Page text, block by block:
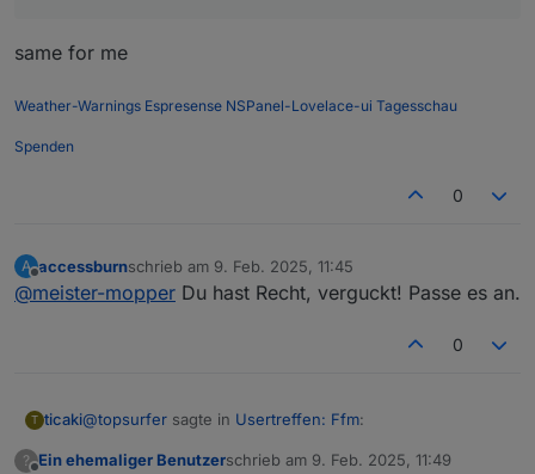
same for me
Weather-Warnings Espresense NSPanel-Lovelace-ui Tagesschau
Spenden
0
A
Offline
accessburnschrieb am 9. Feb. 2025, 11:45
zuletzt editiert von
@meister-mopper Du hast Recht, verguckt! Passe es an.
0
T ticaki@topsurfer sagte in Usertreffen: Ffm:
? Ein ehemaliger Benutzerschrieb am 9. Feb. 2025, 11:49
zuletzt editiert von